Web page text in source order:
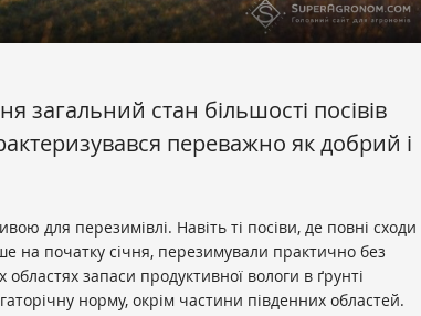
загальний стан більшості посівів
переважно як добрий і
для перезимівлі. Навіть ті посіви, де повні сходи
на початку січня, перезимували практично без
областях запаси продуктивної вологи в ґрунті
норму, окрім частини південних областей.